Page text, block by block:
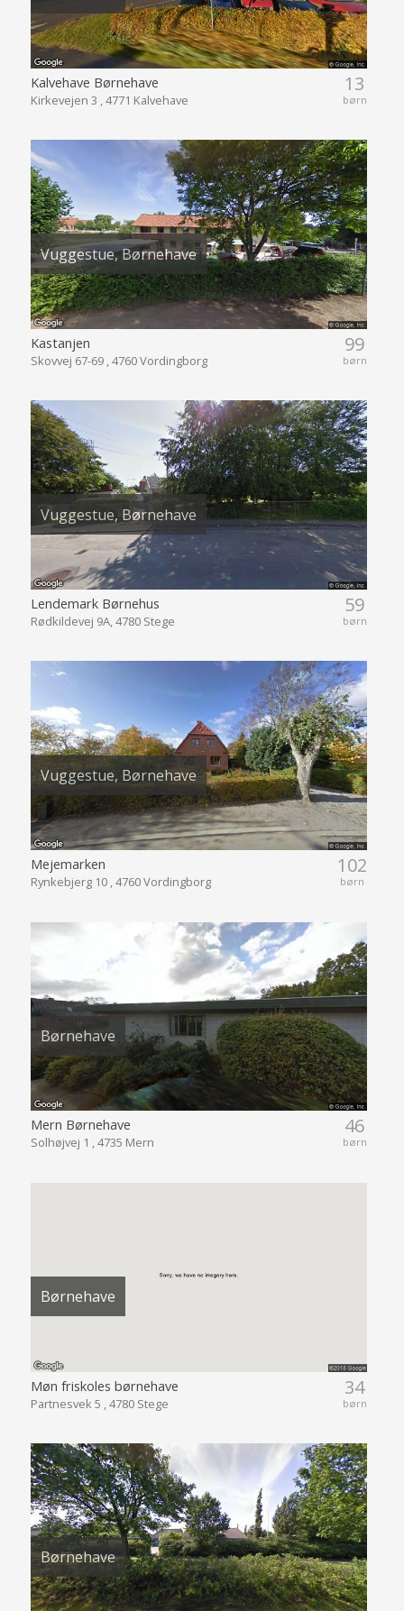
13
børn
Kalvehave Børnehave
Kirkevejen 3 , 4771 Kalvehave
Vuggestue, Børnehave
99
børn
Kastanjen
Skovvej 67-69 , 4760 Vordingborg
Vuggestue, Børnehave
59
børn
Lendemark Børnehus
Rødkildevej 9A, 4780 Stege
Vuggestue, Børnehave
102
børn
Mejemarken
Rynkebjerg 10 , 4760 Vordingborg
Børnehave
46
børn
Mern Børnehave
Solhøjvej 1 , 4735 Mern
Børnehave
34
børn
Møn friskoles børnehave
Partnesvek 5 , 4780 Stege
Børnehave